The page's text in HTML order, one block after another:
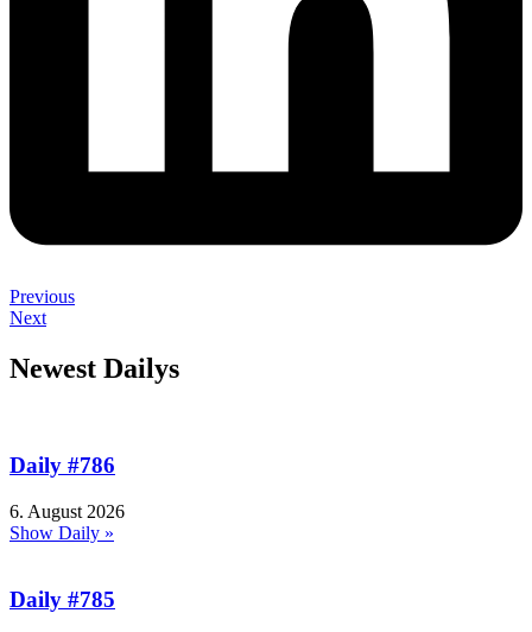
Previous
Next
Newest Dailys
Daily #786
6. August 2026
Show Daily »
Daily #785